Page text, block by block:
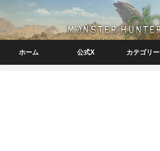
ホーム 公式X カテゴリー